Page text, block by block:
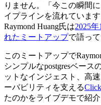
りません。「今この瞬間
イプラインを流れていま
Raymond Huang氏は2025
れたミートアップで語って
このミートアップで
シンプルなpostgresベー
ットなインジェスト、高
ーバビリティを支える
たのかをライブデモで紹介